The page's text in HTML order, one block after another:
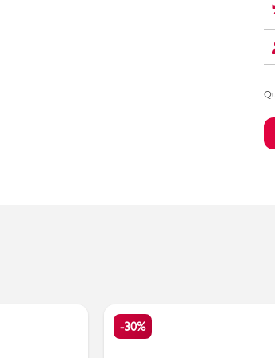
-30%